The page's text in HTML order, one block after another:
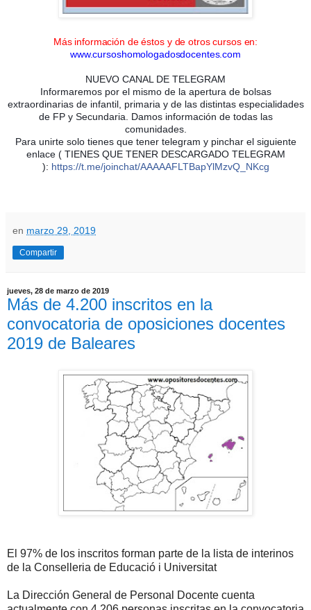
Más información de éstos y de otros cursos en:
www.cursoshomologadosdocentes.com
NUEVO CANAL DE TELEGRAM
Informaremos por el mismo de la apertura de bolsas
extraordinarias de infantil, primaria y de las distintas especialidades
de FP y Secundaria. Damos información de todas las
comunidades.
Para unirte solo tienes que tener telegram y pinchar el siguiente
enlace ( TIENES QUE TENER DESCARGADO TELEGRAM
): https://t.me/joinchat/AAAAAFLTBapYlMzvQ_NKcg
en marzo 29, 2019
Compartir
jueves, 28 de marzo de 2019
Más de 4.200 inscritos en la
convocatoria de oposiciones docentes
2019 de Baleares
El 97% de los inscritos forman parte de la lista de interinos
de la Conselleria de Educació i Universitat
La Dirección General de Personal Docente cuenta